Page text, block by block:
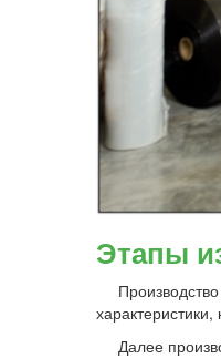
Этапы
Далее